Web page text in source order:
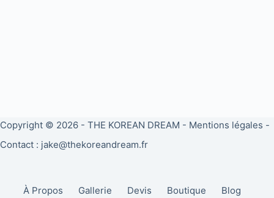
Copyright © 2026 - THE KOREAN DREAM - Mentions légales -
Contact : jake@thekoreandream.fr
À Propos Gallerie Devis Boutique Blog